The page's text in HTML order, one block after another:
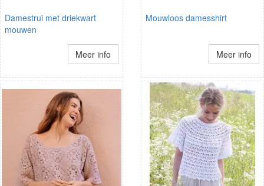
Damestrui met driekwart
mouwen
Meer info
Mouwloos damesshirt
Meer info